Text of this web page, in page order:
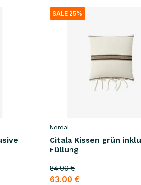
SALE 25%
Nordal
Citala Kissen grün
Füllung
84.00 €
63.00 €